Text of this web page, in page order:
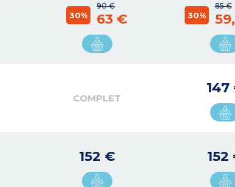
90 €
30% 63 €
85 €
30%
COMPLET
147
152 € 152